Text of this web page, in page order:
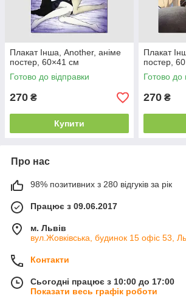
Плакат Інша, Another, аніме
постер, 60×41 см
Готово до відправки
270 ₴
Купити
Плакат
постер,
Готово до
270 ₴
Про нас
98% позитивних з 280 відгуків за рік
Працює з 09.06.2017
м. Львів
вул.Жовківська, будинок 15 офіс 53,
Контакти
Сьогодні працює з 10:00 до 17:00
Показати весь графік роботи